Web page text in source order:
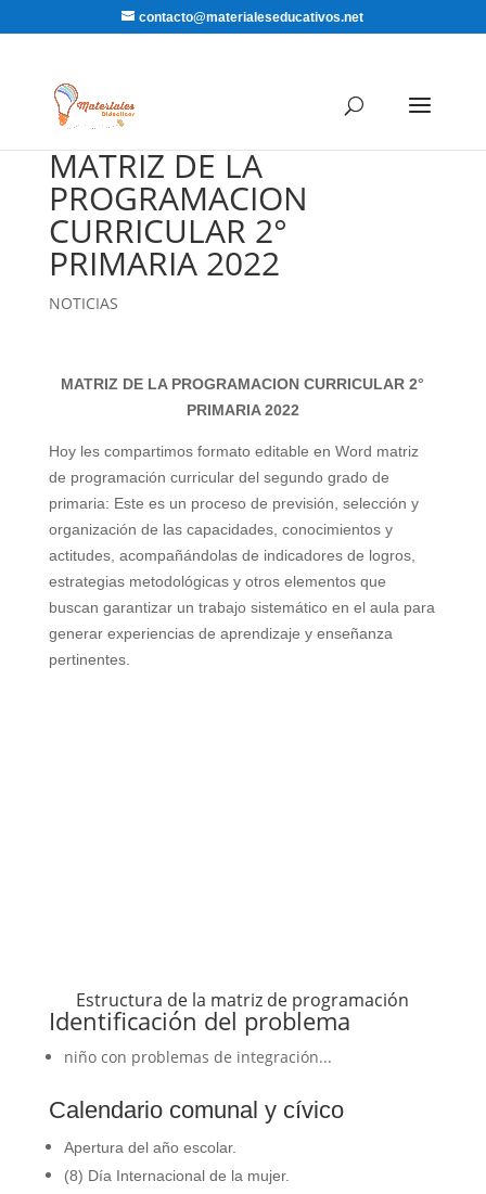
contacto@materialeseducativos.net
MATRIZ DE LA
PROGRAMACION
CURRICULAR 2°
PRIMARIA 2022
NOTICIAS
MATRIZ DE LA PROGRAMACION CURRICULAR 2°
PRIMARIA 2022
Hoy les compartimos formato editable en Word matriz
de programación curricular del segundo grado de
primaria: Este es un proceso de previsión, selección y
organización de las capacidades, conocimientos y
actitudes, acompañándolas de indicadores de logros,
estrategias metodológicas y otros elementos que
buscan garantizar un trabajo sistemático en el aula para
generar experiencias de aprendizaje y enseñanza
pertinentes.
Estructura de la matriz de programación
Identificación del problema
niño con problemas de integración...
Calendario comunal y cívico
Apertura del año escolar.
(8) Día Internacional de la mujer.